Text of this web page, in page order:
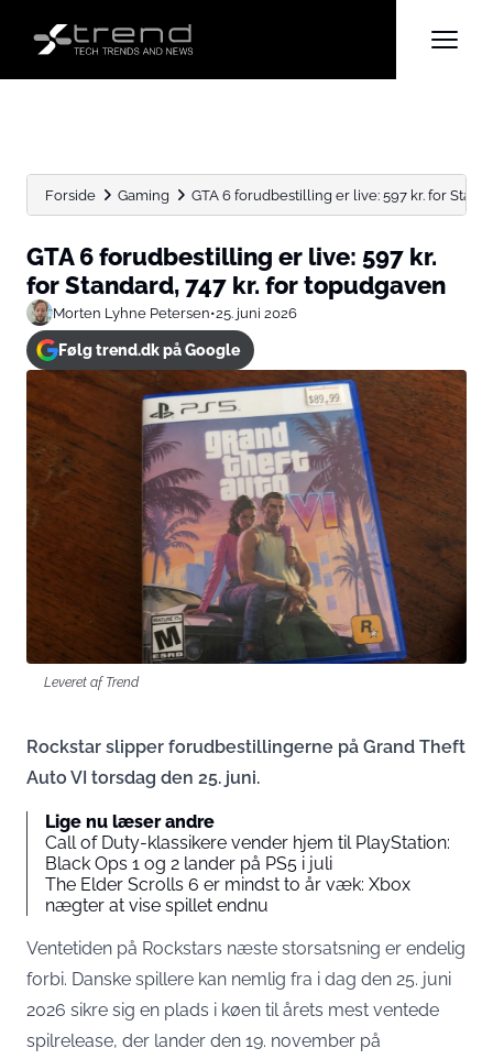
Forside Gaming GTA 6 forudbestilling er live: 597 kr. for
GTA 6 forudbestilling er live: 597 kr.
for Standard, 747 kr. for topudgaven
Morten Lyhne Petersen•25. juni 2026
Følg trend.dk på Google
Leveret af Trend
Rockstar slipper forudbestillingerne på Grand Theft
Auto VI torsdag den 25. juni.
Lige nu læser andre
Call of Duty-klassikere vender hjem til PlayStation:
Black Ops 1 og 2 lander på PS5 i juli
The Elder Scrolls 6 er mindst to år væk: Xbox
nægter at vise spillet endnu
Ventetiden på Rockstars næste storsatsning er endelig
forbi. Danske spillere kan nemlig fra i dag den 25. juni
2026 sikre sig en plads i køen til årets mest ventede
spilrelease, der lander den 19. november på